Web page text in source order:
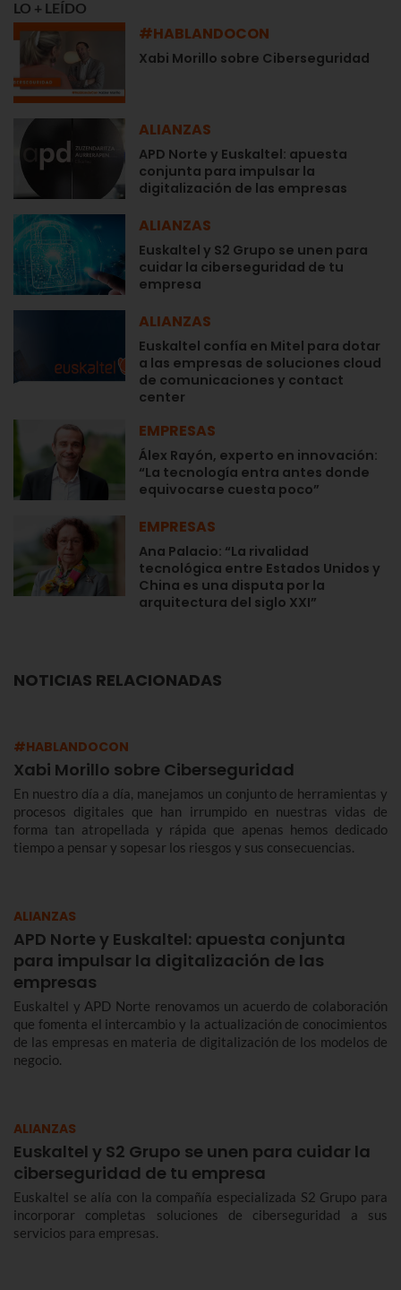
LO + LEÍDO
#HABLANDOCON
Xabi Morillo sobre Ciberseguridad
ALIANZAS
APD Norte y Euskaltel: apuesta
conjunta para impulsar la
digitalización de las empresas
ALIANZAS
Euskaltel y S2 Grupo se unen para
cuidar la ciberseguridad de tu
empresa
ALIANZAS
Euskaltel confía en Mitel para dotar
a las empresas de soluciones cloud
de comunicaciones y contact
center
EMPRESAS
Álex Rayón, experto en innovación:
“La tecnología entra antes donde
equivocarse cuesta poco”
EMPRESAS
Ana Palacio: “La rivalidad
tecnológica entre Estados Unidos y
China es una disputa por la
arquitectura del siglo XXI”
NOTICIAS RELACIONADAS
#HABLANDOCON
Xabi Morillo sobre Ciberseguridad
En nuestro día a día, manejamos un conjunto de herramientas y
procesos digitales que han irrumpido en nuestras vidas de
forma tan atropellada y rápida que apenas hemos dedicado
tiempo a pensar y sopesar los riesgos y sus consecuencias.
ALIANZAS
APD Norte y Euskaltel: apuesta conjunta
para impulsar la digitalización de las
empresas
Euskaltel y APD Norte renovamos un acuerdo de colaboración
que fomenta el intercambio y la actualización de conocimientos
de las empresas en materia de digitalización de los modelos de
negocio.
ALIANZAS
Euskaltel y S2 Grupo se unen para cuidar la
ciberseguridad de tu empresa
Euskaltel se alía con la compañía especializada S2 Grupo para
incorporar completas soluciones de ciberseguridad a sus
servicios para empresas.